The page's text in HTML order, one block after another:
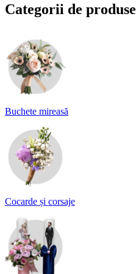
Categorii de produse
Buchete mireasă
Cocarde și corsaje